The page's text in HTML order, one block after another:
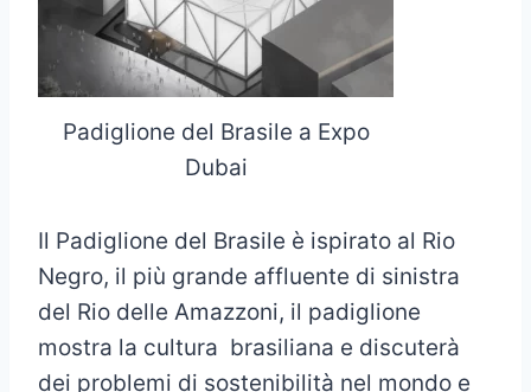
Padiglione del Brasile a Expo
Dubai
Il Padiglione del Brasile è ispirato al Rio
Negro, il più grande affluente di sinistra
del Rio delle Amazzoni, il padiglione
mostra la cultura brasiliana e discuterà
dei problemi di sostenibilità nel mondo e